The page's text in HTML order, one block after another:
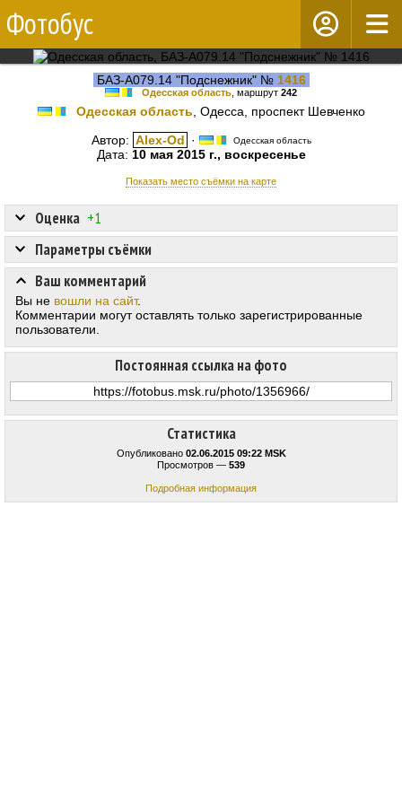
Фотобус
БАЗ-А079.14 "Подснежник" № 1416
Одесская область , маршрут 242
Одесская область , Одесса, проспект Шевченко
Автор: Alex-Od · Одесская область
Дата: 10 мая 2015 г., воскресенье
Показать место съёмки на карте
Статистика
Опубликовано 02.06.2015 09:22 MSK
Просмотров — 539
Подробная информация
Оценка +1
Постоянная ссылка на фото
Параметры съёмки
Ваш комментарий
Вы не вошли на сайт.
Комментарии могут оставлять только зарегистрированные
пользователи.